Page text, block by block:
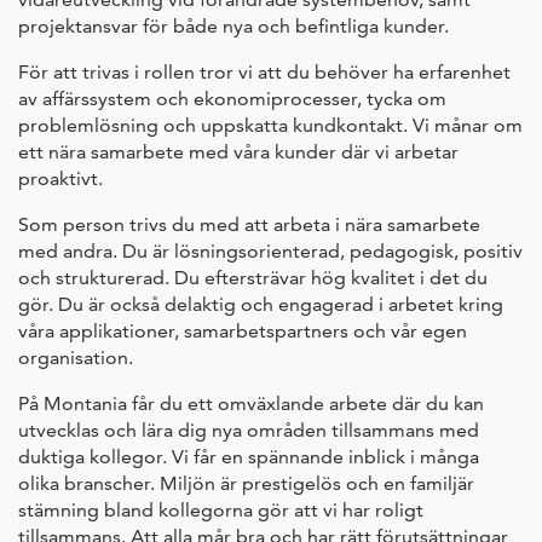
projektansvar för både nya och befintliga kunder.
För att trivas i rollen tror vi att du behöver ha erfarenhet
av affärssystem och ekonomiprocesser, tycka om
problemlösning och uppskatta kundkontakt. Vi månar om
ett nära samarbete med våra kunder där vi arbetar
proaktivt.
Som person trivs du med att arbeta i nära samarbete
med andra. Du är lösningsorienterad, pedagogisk, positiv
och strukturerad. Du eftersträvar hög kvalitet i det du
gör. Du är också delaktig och engagerad i arbetet kring
våra applikationer, samarbetspartners och vår egen
organisation.
På Montania får du ett omväxlande arbete där du kan
utvecklas och lära dig nya områden tillsammans med
duktiga kollegor. Vi får en spännande inblick i många
olika branscher. Miljön är prestigelös och en familjär
stämning bland kollegorna gör att vi har roligt
tillsammans. Att alla mår bra och har rätt förutsättningar